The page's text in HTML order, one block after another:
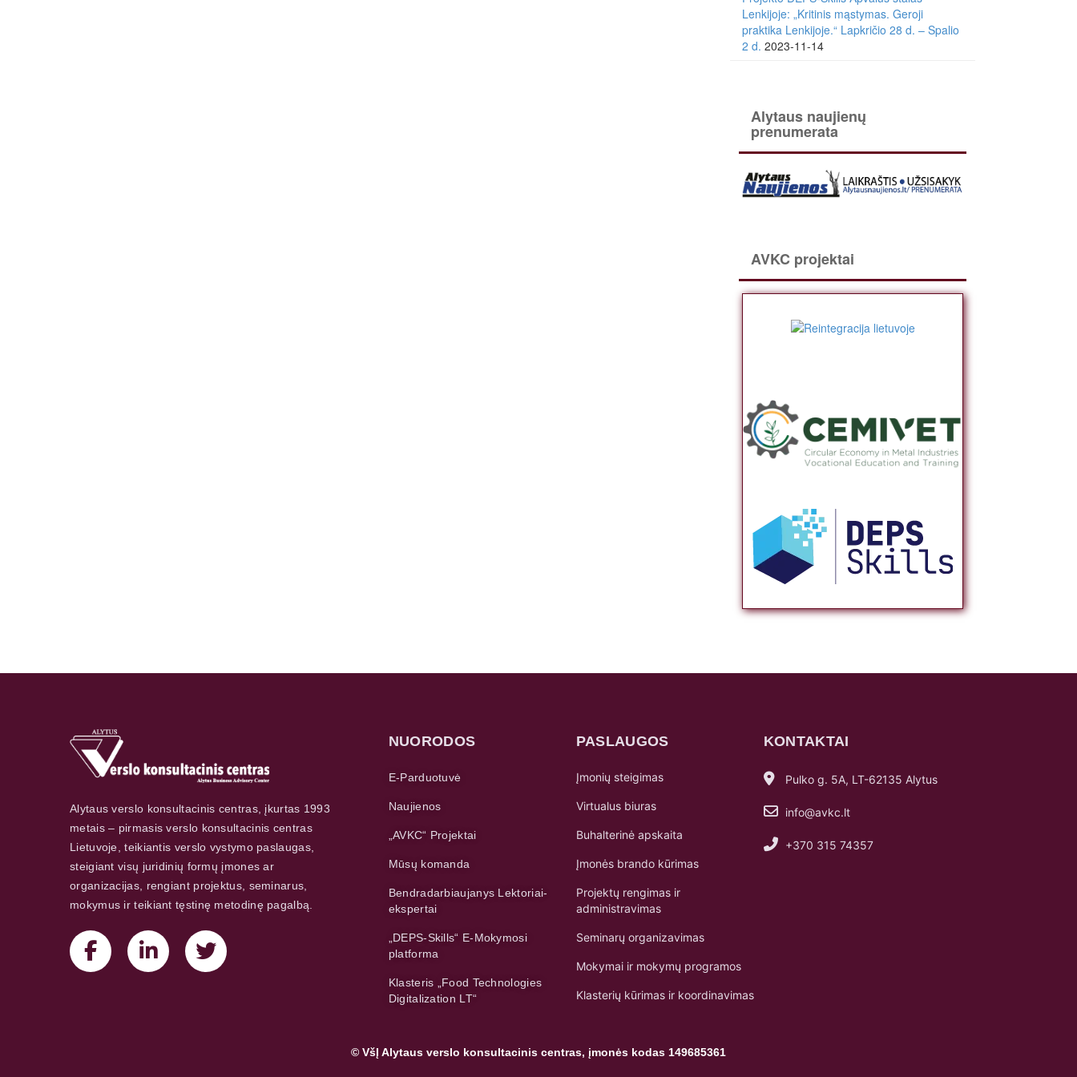
Lenkijoje: „Kritinis mąstymas. Geroji
praktika Lenkijoje.“ Lapkričio 28 d. – Spalio
2 d. 2023-11-14
Alytaus naujienų
prenumerata
AVKC projektai
Alytaus verslo konsultacinis centras, įkurtas 1993
metais – pirmasis verslo konsultacinis centras
Lietuvoje, teikiantis verslo vystymo paslaugas,
steigiant visų juridinių formų įmones ar
organizacijas, rengiant projektus, seminarus,
mokymus ir teikiant tęstinę metodinę pagalbą.
NUORODOS
E-Parduotuvė
Naujienos
„AVKC“ Projektai
Mūsų komanda
Bendradarbiaujanys Lektoriai-
ekspertai
„DEPS-Skills“ E-Mokymosi
platforma
Klasteris „Food Technologies
Digitalization LT“
PASLAUGOS
Įmonių steigimas
Virtualus biuras
Buhalterinė apskaita
Įmonės brando kūrimas
Projektų rengimas ir
administravimas
Seminarų organizavimas
Mokymai ir mokymų programos
Klasterių kūrimas ir koordinavimas
KONTAKTAI
Pulko g. 5A, LT-62135 Alytus
info@avkc.lt
+370 315 74357
© VšĮ Alytaus verslo konsultacinis centras, įmonės kodas 149685361